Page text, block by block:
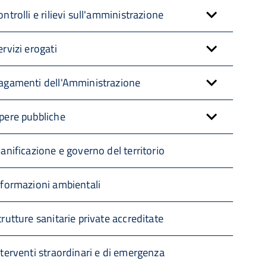
e rilievi sull'amministrazione
erogati
dell'Amministrazione
pubbliche
e governo del territorio
ambientali
sanitarie private accreditate
straordinari e di emergenza